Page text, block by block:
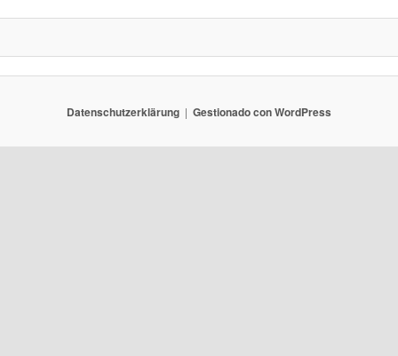
Datenschutzerklärung Gestionado con WordPress